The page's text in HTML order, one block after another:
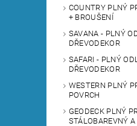
COUNTRY PLNÝ
+ BROUŠENÍ
SAVANA - PLNÝ
DŘEVODEKOR
SAFARI - PLNÝ
DŘEVODEKOR
WESTERN PLNÝ
POVRCH
GEODECK PLNÝ
STÁLOBAREVNÝ